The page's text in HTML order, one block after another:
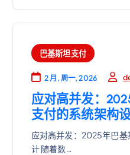
巴基斯坦支付
2 月, 周一, 2026
应对高并发：
支付的系统架构
应对高并发：2025年巴
计 随着数…